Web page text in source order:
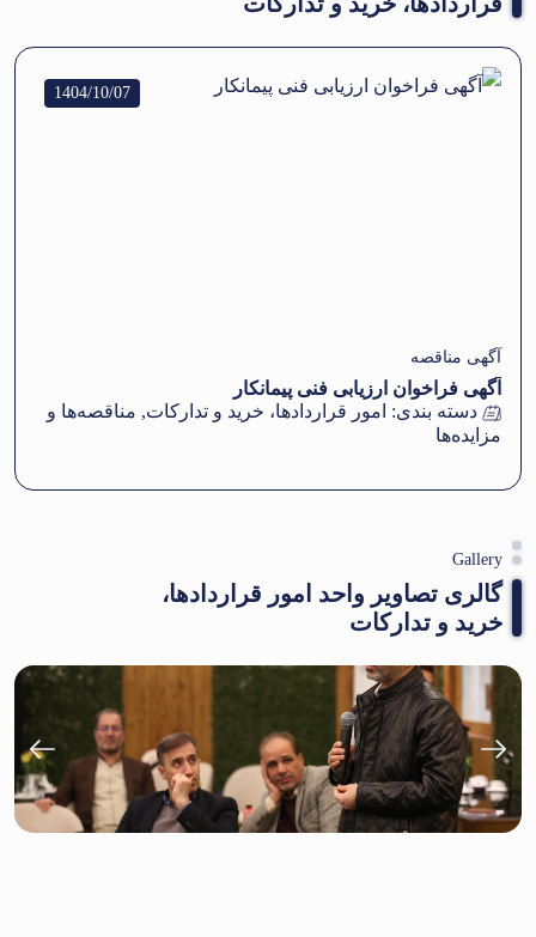
1404/10/07
آگهی مناقصه
آگهی فراخوان ارزیابی فنی پیمانکار
دسته بندی: امور قراردادها، خرید و تدارکات, مناقصه‌ها و
مزایده‌ها
Gallery
گالری تصاویر واحد امور قراردادها،
خرید و تدارکات